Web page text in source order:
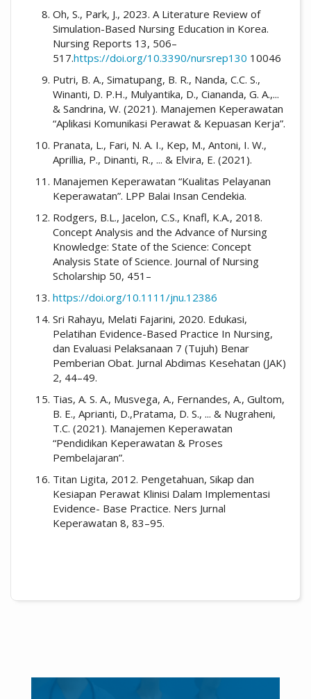
Oh, S., Park, J., 2023. A Literature Review of
Simulation-Based Nursing Education in Korea.
Nursing Reports 13, 506–
517.https://doi.org/10.3390/nursrep130 10046
Putri, B. A., Simatupang, B. R., Nanda, C.C. S.,
Winanti, D. P.H., Mulyantika, D., Ciananda, G. A.,...
& Sandrina, W. (2021). Manajemen Keperawatan
“Aplikasi Komunikasi Perawat & Kepuasan Kerja”.
Pranata, L., Fari, N. A. I., Kep, M., Antoni, I. W.,
Aprillia, P., Dinanti, R., ... & Elvira, E. (2021).
Manajemen Keperawatan “Kualitas Pelayanan
Keperawatan”. LPP Balai Insan Cendekia.
Rodgers, B.L., Jacelon, C.S., Knafl, K.A., 2018.
Concept Analysis and the Advance of Nursing
Knowledge: State of the Science: Concept
Analysis State of Science. Journal of Nursing
Scholarship 50, 451–
https://doi.org/10.1111/jnu.12386
Sri Rahayu, Melati Fajarini, 2020. Edukasi,
Pelatihan Evidence-Based Practice In Nursing,
dan Evaluasi Pelaksanaan 7 (Tujuh) Benar
Pemberian Obat. Jurnal Abdimas Kesehatan (JAK)
2, 44–49.
Tias, A. S. A., Musvega, A., Fernandes, A., Gultom,
B. E., Aprianti, D.,Pratama, D. S., ... & Nugraheni,
T.C. (2021). Manajemen Keperawatan
“Pendidikan Keperawatan & Proses
Pembelajaran”.
Titan Ligita, 2012. Pengetahuan, Sikap dan
Kesiapan Perawat Klinisi Dalam Implementasi
Evidence- Base Practice. Ners Jurnal
Keperawatan 8, 83–95.